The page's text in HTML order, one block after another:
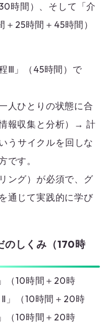
時間）、そして「介
25時間＋45時間）
Ⅲ」（45時間）で
人ひとりの状態に合
報収集と分析）→ 計
うサイクルを回しな
です。
ング）が必須で、グ
通じて実践的に学び
のしくみ（170時
（10時間＋20時
」（10時間＋20時
（10時間＋20時